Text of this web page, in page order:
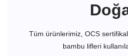
Tüm ürünlerimiz, OCS
bambu lifleri